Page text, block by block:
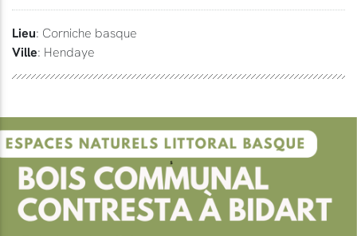
Lieu: Corniche basque
Ville: Hendaye